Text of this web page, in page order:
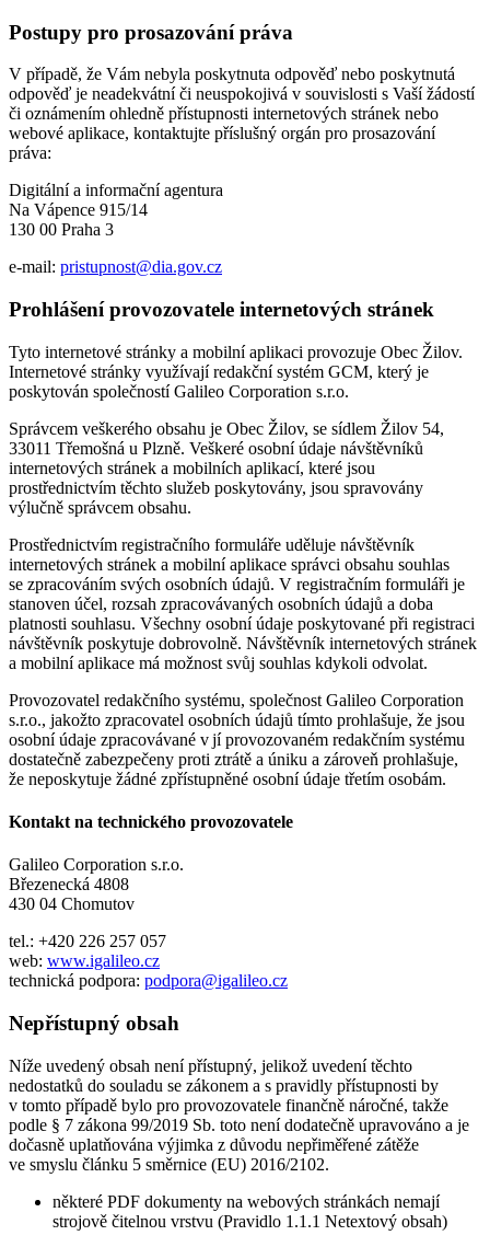
Postupy pro prosazování práva
V případě, že Vám nebyla poskytnuta odpověď nebo poskytnutá
odpověď je neadekvátní či neuspokojivá v souvislosti s Vaší žádostí
či oznámením ohledně přístupnosti internetových stránek nebo
webové aplikace, kontaktujte příslušný orgán pro prosazování
práva:
Digitální a informační agentura
Na Vápence 915/14
130 00 Praha 3
e-mail: pristupnost@dia.gov.cz
Prohlášení provozovatele internetových stránek
Tyto internetové stránky a mobilní aplikaci provozuje Obec Žilov.
Internetové stránky využívají redakční systém GCM, který je
poskytován společností Galileo Corporation s.r.o.
Správcem veškerého obsahu je Obec Žilov, se sídlem Žilov 54,
33011 Třemošná u Plzně. Veškeré osobní údaje návštěvníků
internetových stránek a mobilních aplikací, které jsou
prostřednictvím těchto služeb poskytovány, jsou spravovány
výlučně správcem obsahu.
Prostřednictvím registračního formuláře uděluje návštěvník
internetových stránek a mobilní aplikace správci obsahu souhlas
se zpracováním svých osobních údajů. V registračním formuláři je
stanoven účel, rozsah zpracovávaných osobních údajů a doba
platnosti souhlasu. Všechny osobní údaje poskytované při registraci
návštěvník poskytuje dobrovolně. Návštěvník internetových stránek
a mobilní aplikace má možnost svůj souhlas kdykoli odvolat.
Provozovatel redakčního systému, společnost Galileo Corporation
s.r.o., jakožto zpracovatel osobních údajů tímto prohlašuje, že jsou
osobní údaje zpracovávané v jí provozovaném redakčním systému
dostatečně zabezpečeny proti ztrátě a úniku a zároveň prohlašuje,
že neposkytuje žádné zpřístupněné osobní údaje třetím osobám.
Kontakt na technického provozovatele
Galileo Corporation s.r.o.
Březenecká 4808
430 04 Chomutov
tel.: +420 226 257 057
web: www.igalileo.cz
technická podpora: podpora@igalileo.cz
Nepřístupný obsah
Níže uvedený obsah není přístupný, jelikož uvedení těchto
nedostatků do souladu se zákonem a s pravidly přístupnosti by
v tomto případě bylo pro provozovatele finančně náročné, takže
podle § 7 zákona 99/2019 Sb. toto není dodatečně upravováno a je
dočasně uplatňována výjimka z důvodu nepřiměřené zátěže
ve smyslu článku 5 směrnice (EU) 2016/2102.
některé PDF dokumenty na webových stránkách nemají
strojově čitelnou vrstvu (Pravidlo 1.1.1 Netextový obsah)